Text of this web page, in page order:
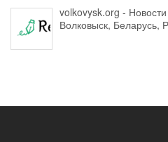
volkovysk.org -
Волковыск, Беларусь,